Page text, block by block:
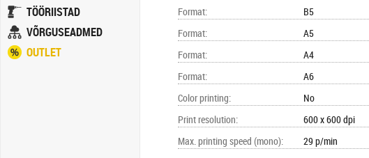
TÖÖRIISTAD
VÕRGUSEADMED
OUTLET
Format:
B5
Format:
A5
Format:
A4
Format:
A6
Color printing:
No
Print resolution:
600 x 600 dpi
Max. printing speed (mono):
29 p/min